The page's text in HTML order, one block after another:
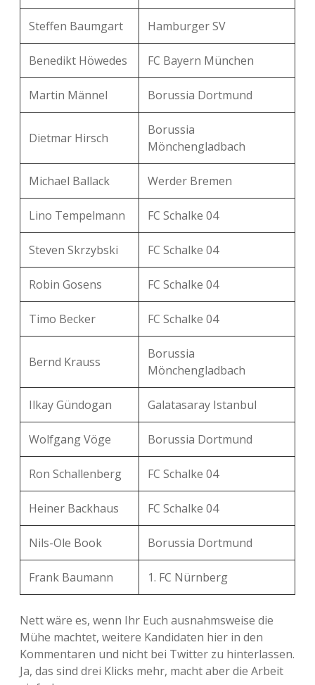
Steffen Baumgart Hamburger SV
Benedikt Höwedes FC Bayern München
Martin Männel Borussia Dortmund
Dietmar Hirsch
Borussia
Mönchengladbach
Michael Ballack Werder Bremen
Lino Tempelmann FC Schalke 04
Steven Skrzybski FC Schalke 04
Robin Gosens FC Schalke 04
Timo Becker FC Schalke 04
Bernd Krauss
Borussia
Mönchengladbach
Ilkay Gündogan Galatasaray Istanbul
Wolfgang Vöge Borussia Dortmund
Ron Schallenberg FC Schalke 04
Heiner Backhaus FC Schalke 04
Nils-Ole Book Borussia Dortmund
Frank Baumann 1. FC Nürnberg
Nett wäre es, wenn Ihr Euch ausnahmsweise die
Mühe machtet, weitere Kandidaten hier in den
Kommentaren und nicht bei Twitter zu hinterlassen.
Ja, das sind drei Klicks mehr, macht aber die Arbeit